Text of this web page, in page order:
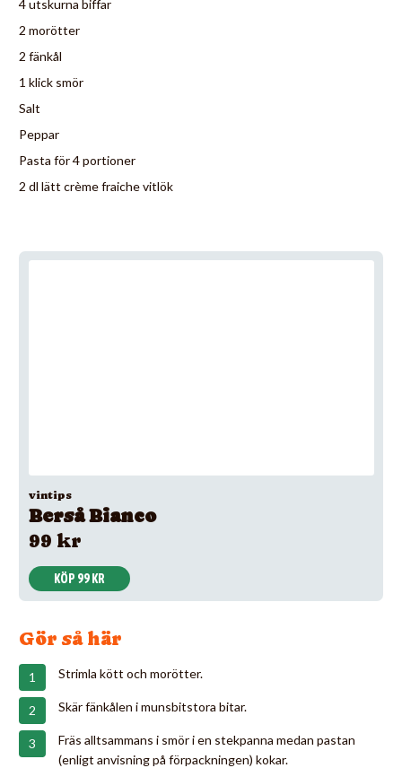
4 utskurna biffar
2 morötter
2 fänkål
1 klick smör
Salt
Peppar
Pasta för 4 portioner
2 dl lätt crème fraiche vitlök
vintips
Berså Bianco
99 kr
KÖP 99 KR
Gör så här
Strimla kött och morötter.
Skär fänkålen i munsbitstora bitar.
Fräs alltsammans i smör i en stekpanna medan pastan
(enligt anvisning på förpackningen) kokar.